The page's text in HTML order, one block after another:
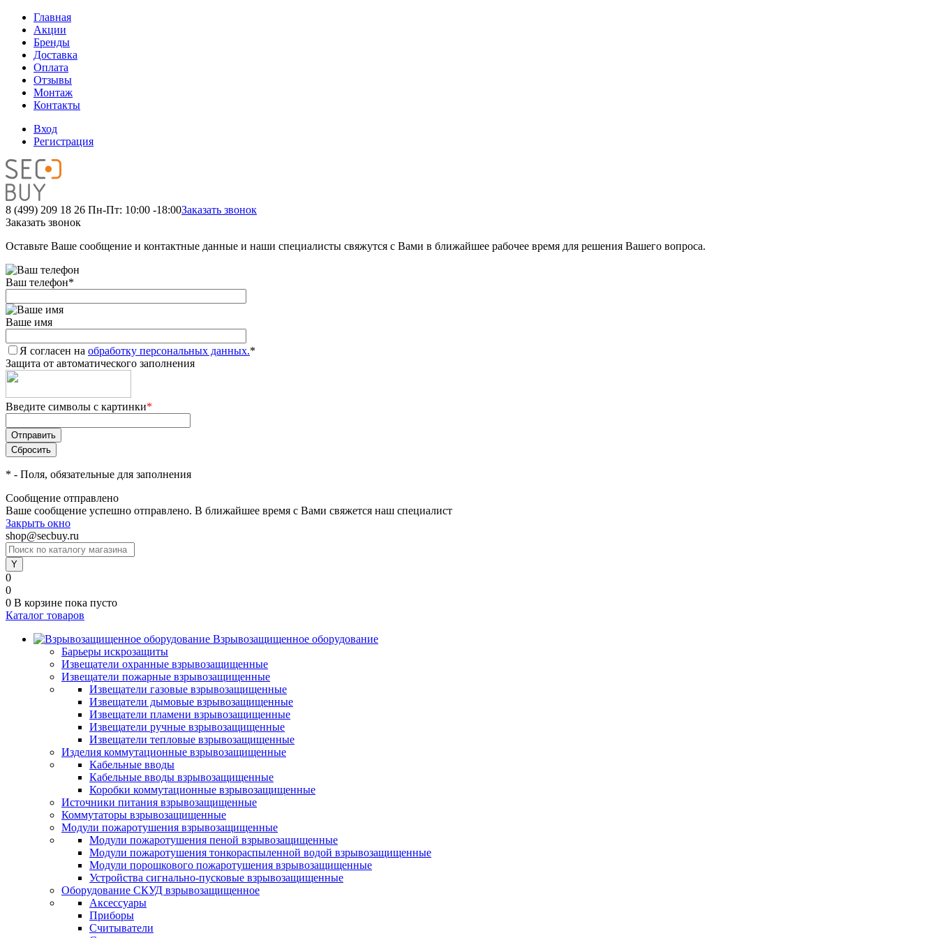
Главная
Акции
Бренды
Доставка
Оплата
Отзывы
Монтаж
Контакты
Вход
Регистрация
8 (499) 209 18 26 Пн-Пт: 10:00 -18:00Заказать звонок
Заказать звонок
Оставьте Ваше сообщение и контактные данные и наши специалисты свяжутся с Вами в ближайшее рабочее время для решения Вашего вопроса.
Ваш телефон*
Ваше имя
Я согласен на обработку персональных данных.*
Защита от автоматического заполнения
Введите символы с картинки*
* - Поля, обязательные для заполнения
Сообщение отправлено
Ваше сообщение успешно отправлено. В ближайшее время с Вами свяжется наш специалист
Закрыть окно
shop@secbuy.ru
0
0
0 В корзине пока пусто
Каталог товаров
Взрывозащищенное оборудование
Барьеры искрозащиты
Извещатели охранные взрывозащищенные
Извещатели пожарные взрывозащищенные
Извещатели газовые взрывозащищенные
Извещатели дымовые взрывозащищенные
Извещатели пламени взрывозащищенные
Извещатели ручные взрывозащищенные
Извещатели тепловые взрывозащищенные
Изделия коммутационные взрывозащищенные
Кабельные вводы
Кабельные вводы взрывозащищенные
Коробки коммутационные взрывозащищенные
Источники питания взрывозащищенные
Коммутаторы взрывозащищенные
Модули пожаротушения взрывозащищенные
Модули пожаротушения пеной взрывозащищенные
Модули пожаротушения тонкораспыленной водой взрывозащищенные
Модули порошкового пожаротушения взрывозащищенные
Устройства сигнально-пусковые взрывозащищенные
Оборудование СКУД взрывозащищенное
Аксессуары
Приборы
Считыватели